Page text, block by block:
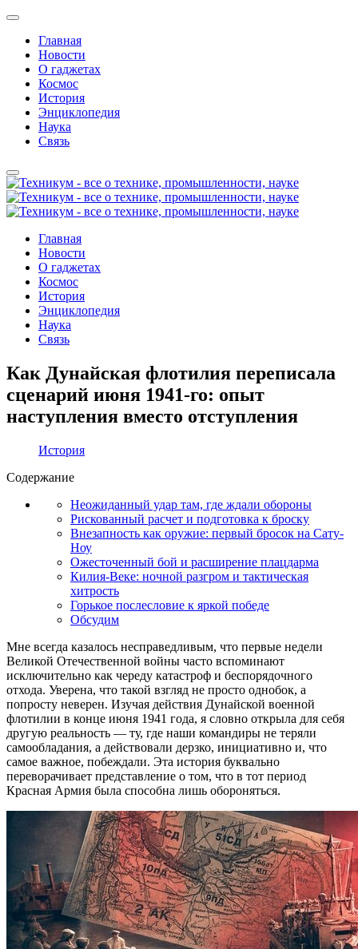
Главная
Новости
О гаджетах
Космос
История
Энциклопедия
Наука
Связь
Главная
Новости
О гаджетах
Космос
История
Энциклопедия
Наука
Связь
Как Дунайская флотилия переписала
сценарий июня 1941-го: опыт
наступления вместо отступления
История
Содержание
Неожиданный удар там, где ждали обороны
Рискованный расчет и подготовка к броску
Внезапность как оружие: первый бросок на Сату-
Ноу
Ожесточенный бой и расширение плацдарма
Килия-Веке: ночной разгром и тактическая
хитрость
Горькое послесловие к яркой победе
Обсудим
Мне всегда казалось несправедливым, что первые недели
Великой Отечественной войны часто вспоминают
исключительно как череду катастроф и беспорядочного
отхода. Уверена, что такой взгляд не просто однобок, а
попросту неверен. Изучая действия Дунайской военной
флотилии в конце июня 1941 года, я словно открыла для себя
другую реальность — ту, где наши командиры не теряли
самообладания, а действовали дерзко, инициативно и, что
самое важное, побеждали. Эта история буквально
переворачивает представление о том, что в тот период
Красная Армия была способна лишь обороняться.